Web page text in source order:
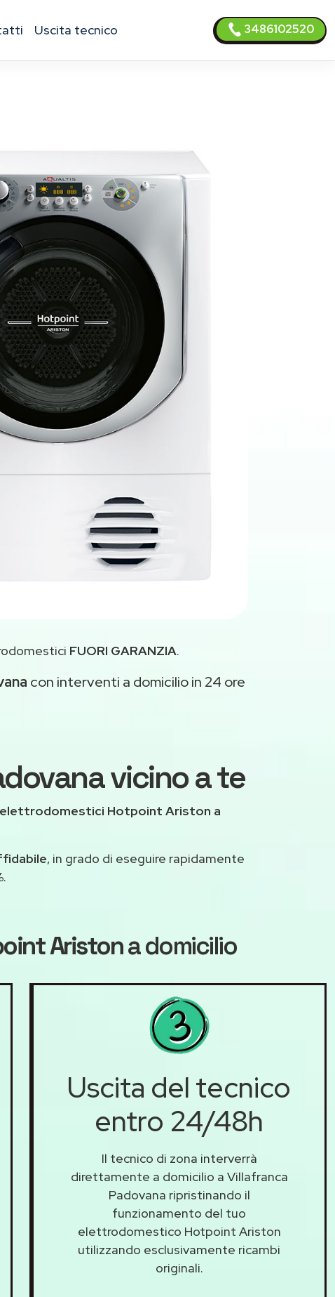
uscita tecnico 3486102520
FUORI GARANZIA.
con interventi a domicilio in 24 ore
vicino a te
Hotpoint Ariston a
, in grado di eseguire rapidamente
.
Aristona domicilio
Uscita del tecnico
entro 24/48h
Il tecnico di zona interverrà
direttamente a domicilio a Villafranca
Padovana ripristinando il
funzionamento del tuo
elettrodomestico Hotpoint Ariston
utilizzando esclusivamente ricambi
originali.